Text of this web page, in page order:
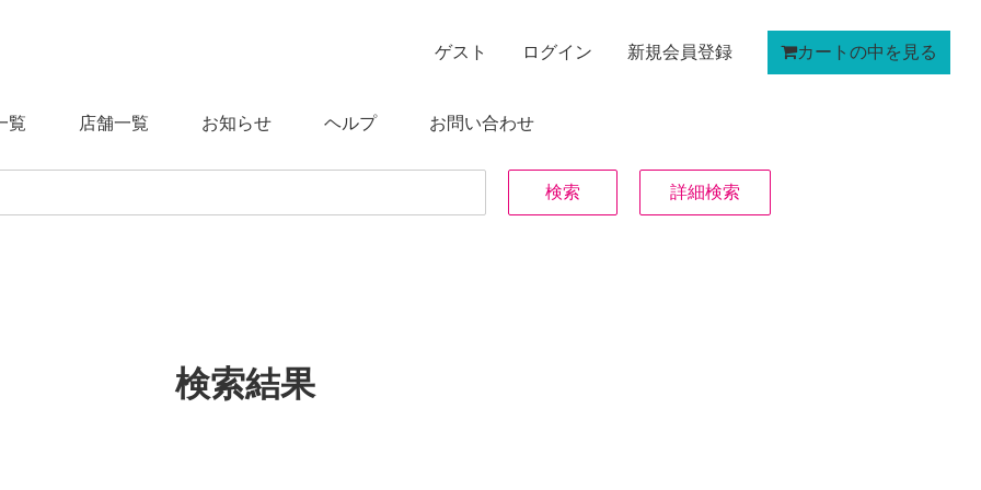
ゲスト ログイン 新規会員登録 カートの中を見る
覧 店舗一覧 お知らせ ヘルプ お問い合わせ
詳細検索
検索結果